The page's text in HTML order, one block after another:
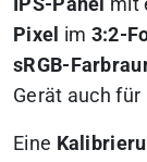
IPS-Panel mit
Pixel im 3:2-
sRGB-
Gerät auch
Eine